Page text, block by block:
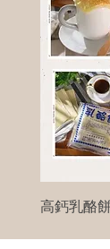
高鈣乳酪餅